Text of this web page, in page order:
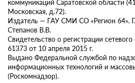
коммуникаций Саратовской области
Московская, д.72).
Издатель — ГАУ СМИ СО «Регион 64».
Степанов В.В.
Свидетельство о регистрации
61373 от 10 апреля 2015 г.
Выдано Федеральной службой по
информационных технологий и
(Роскомнадзор).